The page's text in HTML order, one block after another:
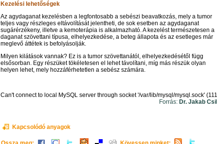
Kezelési lehetőségek
Az agydaganat kezelésben a legfontosabb a sebészi beavatkozás, mely a tumor
teljes vagy részleges eltávolítását jelentheti, de sok esetben az agydaganat
sugárérzékeny, illetve a kemoterápia is alkalmazható. A kezelést természetesen a
daganat szövettani típusa, elhelyezkedése, a beteg állapota és az esetleges már
meglevő áttétek is befolyásolják.
Milyen kilátások vannak? Ez is a tumor szövettanától, elhelyezkedésétől függ
elsősorban. Egy részüket tökéletesen el lehet távolítani, míg más részük olyan
helyen lehet, mely hozzáférhetetlen a sebész számára.
Can't connect to local MySQL server through socket '/var/lib/mysql/mysql.sock'
Forrás: Dr. Jakab
Kapcsolódó anyagok